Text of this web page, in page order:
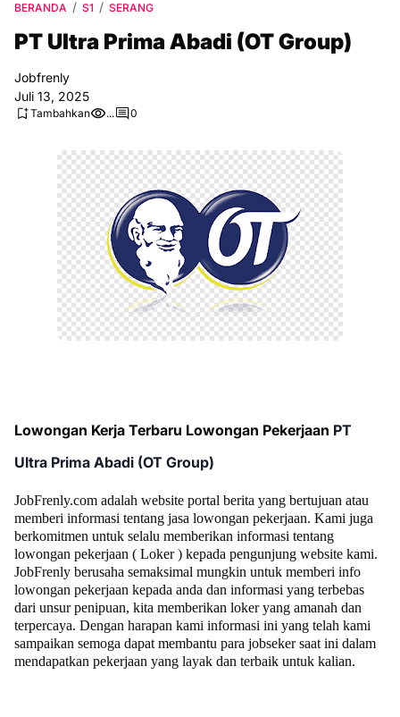
BERANDA S1 SERANG
PT Ultra Prima Abadi (OT Group)
Jobfrenly
Juli 13, 2025
Tambahkan ... 0
Lowongan Kerja Terbaru Lowongan Pekerjaan PT
Ultra Prima Abadi (OT Group)
JobFrenly.com adalah website portal berita yang bertujuan atau
memberi informasi tentang jasa lowongan pekerjaan. Kami juga
berkomitmen untuk selalu memberikan informasi tentang
lowongan pekerjaan ( Loker ) kepada pengunjung website kami.
JobFrenly berusaha semaksimal mungkin untuk memberi info
lowongan pekerjaan kepada anda dan informasi yang terbebas
dari unsur penipuan, kita memberikan loker yang amanah dan
terpercaya. Dengan harapan kami informasi ini yang telah kami
sampaikan semoga dapat membantu para jobseker saat ini dalam
mendapatkan pekerjaan yang layak dan terbaik untuk kalian.